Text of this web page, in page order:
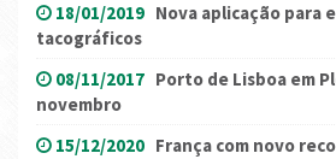
18/01/2019 Nova aplicação para
tacográficos
08/11/2017 Porto de Lisboa em
novembro
15/12/2020 França com novo